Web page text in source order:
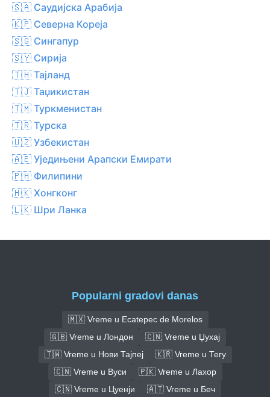
🇸🇦 Саудијска Арабија
🇰🇵 Северна Кореја
🇸🇬 Сингапур
🇸🇾 Сирија
🇹🇭 Тајланд
🇹🇯 Таџикистан
🇹🇲 Туркменистан
🇹🇷 Турска
🇺🇿 Узбекистан
🇦🇪 Уједињени Арапски Емирати
🇵🇭 Филипини
🇭🇰 Хонгконг
🇱🇰 Шри Ланка
Popularni gradovi danas
🇲🇽 Vreme u Ecatepec de Morelos
🇬🇧 Vreme u Лондон
🇨🇳 Vreme u Џухај
🇹🇼 Vreme u Нови Тајпеј
🇰🇷 Vreme u Тегу
🇨🇳 Vreme u Вуси
🇵🇰 Vreme u Лахор
🇨🇳 Vreme u Цуенји
🇦🇹 Vreme u Беч